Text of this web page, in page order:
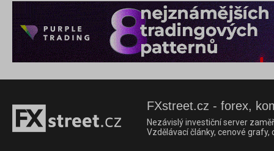
FXstreet.cz - forex,
Nezávislý investiční server
Vzdělávací články, cenové